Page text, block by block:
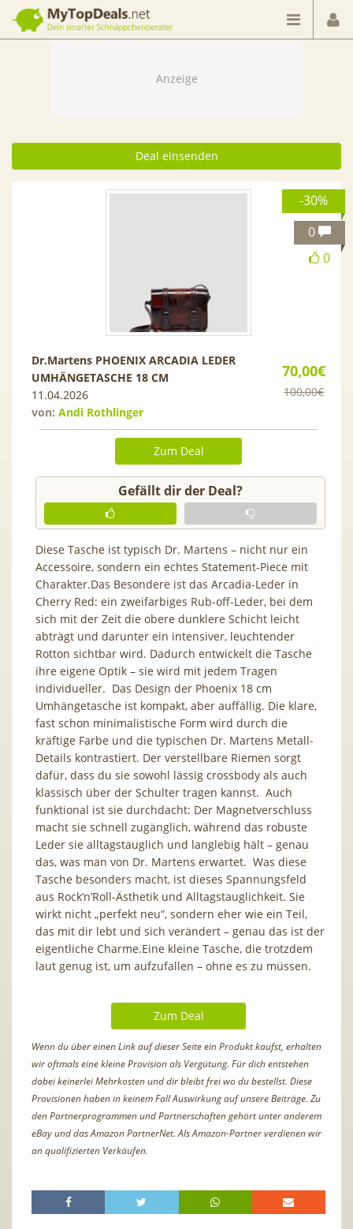
Dein smarter Schnäppchenberater
Deal einsenden
-30%
0
0
70,00€
100,00€
Dr.Martens PHOENIX ARCADIA LEDER
UMHÄNGETASCHE 18 CM
11.04.2026
von: Andi Rothlinger
Zum Deal
Gefällt dir der Deal?
Diese Tasche ist typisch Dr. Martens – nicht nur ein
Accessoire, sondern ein echtes Statement-Piece mit
Charakter.Das Besondere ist das Arcadia-Leder in
Cherry Red: ein zweifarbiges Rub-off-Leder, bei dem
sich mit der Zeit die obere dunklere Schicht leicht
abträgt und darunter ein intensiver, leuchtender
Rotton sichtbar wird. Dadurch entwickelt die Tasche
ihre eigene Optik – sie wird mit jedem Tragen
individueller. Das Design der Phoenix 18 cm
Umhängetasche ist kompakt, aber auffällig. Die klare,
fast schon minimalistische Form wird durch die
kräftige Farbe und die typischen Dr. Martens Metall-
Details kontrastiert. Der verstellbare Riemen sorgt
dafür, dass du sie sowohl lässig crossbody als auch
klassisch über der Schulter tragen kannst. Auch
funktional ist sie durchdacht: Der Magnetverschluss
macht sie schnell zugänglich, während das robuste
Leder sie alltagstauglich und langlebig hält – genau
das, was man von Dr. Martens erwartet. Was diese
Tasche besonders macht, ist dieses Spannungsfeld
aus Rock’n’Roll-Ästhetik und Alltagstauglichkeit. Sie
wirkt nicht „perfekt neu“, sondern eher wie ein Teil,
das mit dir lebt und sich verändert – genau das ist der
eigentliche Charme.Eine kleine Tasche, die trotzdem
laut genug ist, um aufzufallen – ohne es zu müssen.
Zum Deal
Wenn du über einen Link auf dieser Seite ein Produkt kaufst, erhalten
wir oftmals eine kleine Provision als Vergütung. Für dich entstehen
dabei keinerlei Mehrkosten und dir bleibt frei wo du bestellst. Diese
Provisionen haben in keinem Fall Auswirkung auf unsere Beiträge. Zu
den Partnerprogrammen und Partnerschaften gehört unter anderem
eBay und das Amazon PartnerNet. Als Amazon-Partner verdienen wir
an qualifizierten Verkäufen.